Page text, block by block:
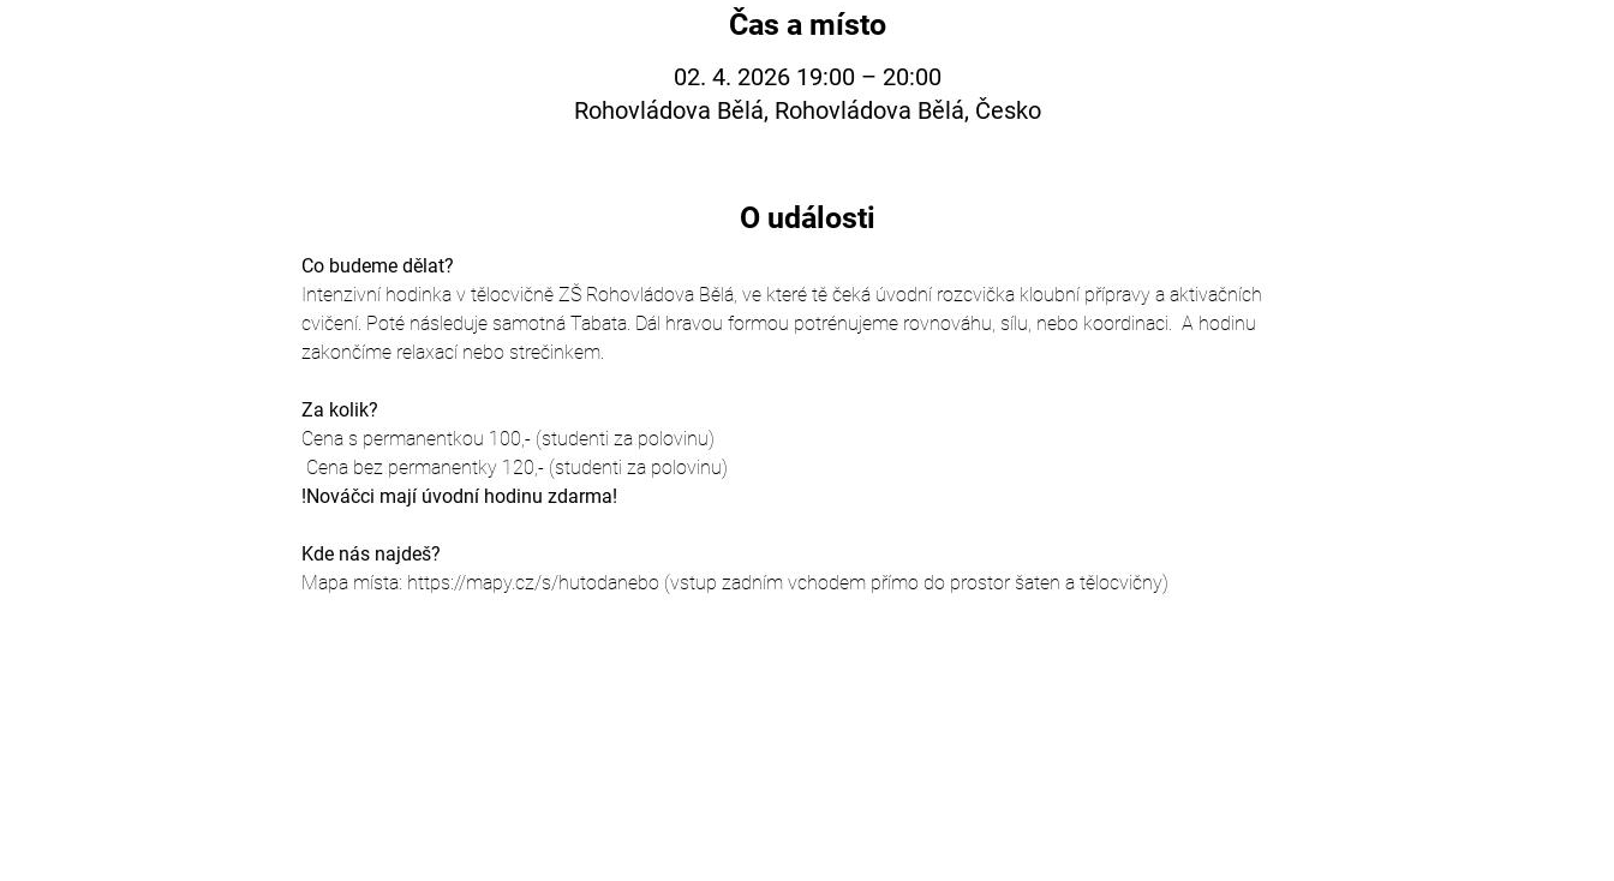
Čas a místo
02. 4. 2026 19:00 – 20:00
Rohovládova Bělá, Rohovládova Bělá, Česko
O události
Co budeme dělat?
Intenzivní hodinka v tělocvičně ZŠ Rohovládova Bělá, ve které tě čeká úvodní rozcvička kloubní přípravy a aktivačních
cvičení. Poté následuje samotná Tabata. Dál hravou formou potrénujeme rovnováhu, sílu, nebo koordinaci.  A hodinu
zakončíme relaxací nebo strečinkem.
Za kolik?
Cena s permanentkou 100,- (studenti za polovinu)
Cena bez permanentky 120,- (studenti za polovinu)
!Nováčci mají úvodní hodinu zdarma!
Kde nás najdeš?
Mapa místa: https://mapy.cz/s/hutodanebo (vstup zadním vchodem přímo do prostor šaten a tělocvičny)